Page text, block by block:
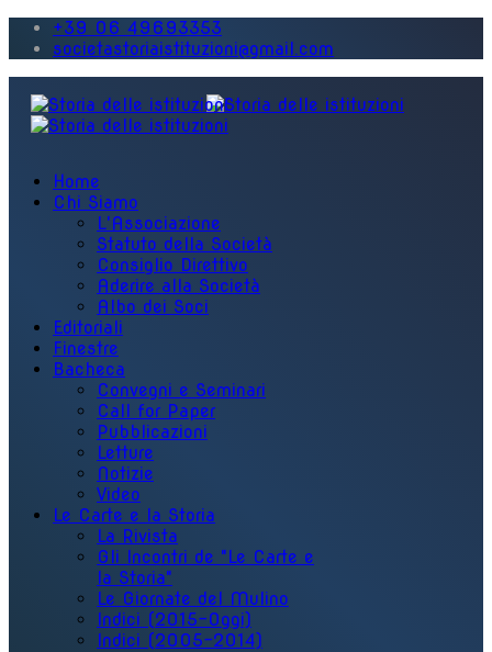
+39 06 49693353
societastoriaistituzioni@gmail.com
Home
Chi Siamo
L'Associazione
Statuto della Società
Consiglio Direttivo
Aderire alla Società
Albo dei Soci
Editoriali
Finestre
Bacheca
Convegni e Seminari
Call for Paper
Pubblicazioni
Letture
Notizie
Video
Le Carte e la Storia
La Rivista
Gli Incontri de "Le Carte e
la Storia"
Le Giornate del Mulino
Indici (2015-Oggi)
Indici (2005-2014)